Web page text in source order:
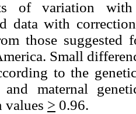
of variation
data with
those
Small
to the
maternal
values > 0.96.